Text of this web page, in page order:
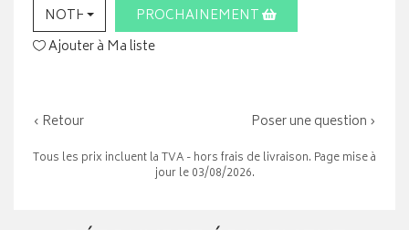
NOTHING SELECTEDPROCHAINEMENT
Ajouter à Ma liste
‹ Retour Poser une question ›
Tous les prix incluent la TVA - hors frais de livraison. Page mise à
jour le 03/08/2026.